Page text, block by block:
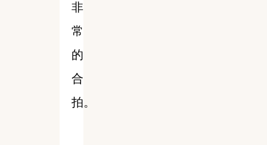
非
常
的
合
拍。